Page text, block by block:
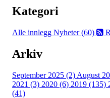
Kategori
Alle innlegg Nyheter (60)
Arkiv
September 2025 (2) August
2021 (3) 2020 (6) 2019 (135)
(41)